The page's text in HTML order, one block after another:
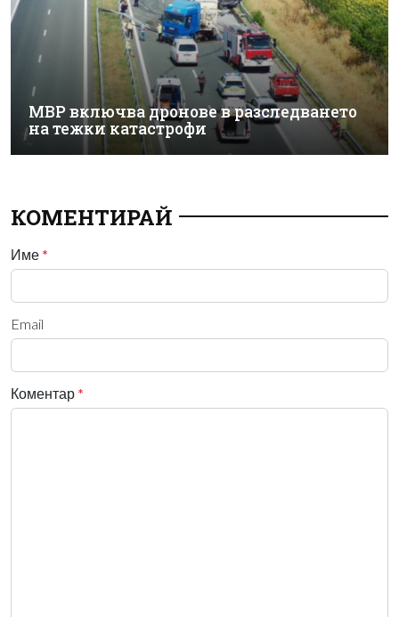
МВР включва дронове в разследването
на тежки катастрофи
КОМЕНТИРАЙ
Име *
Email
Коментар *